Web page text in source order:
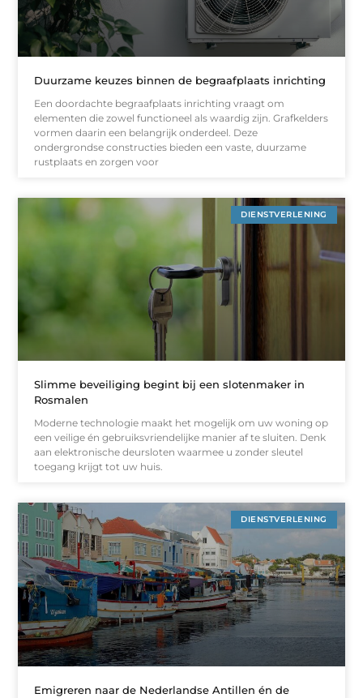
Duurzame keuzes binnen de begraafplaats inrichting
Een doordachte begraafplaats inrichting vraagt om
elementen die zowel functioneel als waardig zijn. Grafkelders
vormen daarin een belangrijk onderdeel. Deze
ondergrondse constructies bieden een vaste, duurzame
rustplaats en zorgen voor
DIENSTVERLENING
Slimme beveiliging begint bij een slotenmaker in
Rosmalen
Moderne technologie maakt het mogelijk om uw woning op
een veilige én gebruiksvriendelijke manier af te sluiten. Denk
aan elektronische deursloten waarmee u zonder sleutel
toegang krijgt tot uw huis.
DIENSTVERLENING
Emigreren naar de Nederlandse Antillen én de